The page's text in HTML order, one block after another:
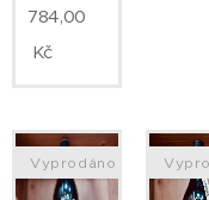
784,00
Kč
Vyprodáno